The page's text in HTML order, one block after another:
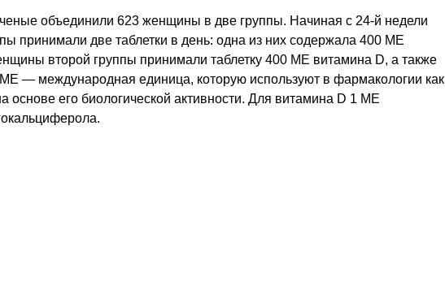
объединили 623 женщины в две группы. Начиная с 24-й недели
принимали две таблетки в день: одна из них содержала 400 МЕ
второй группы принимали таблетку 400 МЕ витамина D, а также
МЕ — международная единица, которую используют в фармакологии как
основе его биологической активности. Для витамина D 1 МЕ